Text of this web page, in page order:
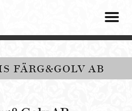
FÄRG&GOLV AB
OM
VÅRA
HITTA